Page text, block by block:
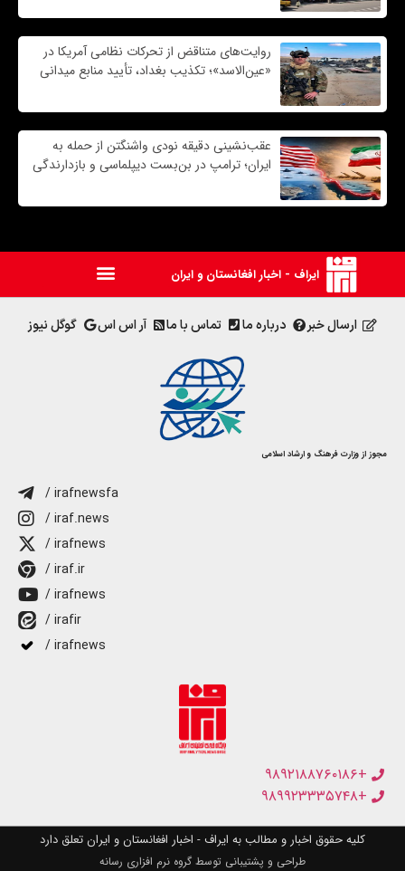
روایت‌های متناقض از تحرکات نظامی آمریکا در
«عین‌الاسد»؛ تکذیب بغداد، تأیید منابع میدانی
عقب‌نشینی دقیقه نودی واشنگتن از حمله به
ایران؛ ترامپ در بن‌بست دیپلماسی و بازدارندگی
ایراف - اخبار افغانستان و ایران
ارسال خبر درباره ما تماس با ما آر اس اس گوگل نیوز
مجوز از وزارت فرهنگ و ارشاد اسلامی
/ irafnewsfa
/ iraf.news
/ irafnews
/ iraf.ir
/ irafnews
/ irafir
/ irafnews
+۹۸۹۲۱۸۸۷۶۰۱۸۶
+۹۸۹۹۲۳۳۳۵۷۴۸
کلیه حقوق اخبار و مطالب به ایراف - اخبار افغانستان و ایران تعلق دارد
طراحی و پشتیبانی توسط گروه نرم افزاری رسانه